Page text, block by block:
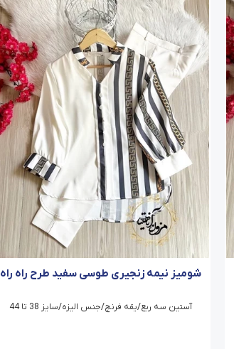
شومیز نیمه زنجیری طوسی سفید طرح راه راه
آستین سه ربع/یقه فرنچ/جنس الیزه/سایز 38 تا 44